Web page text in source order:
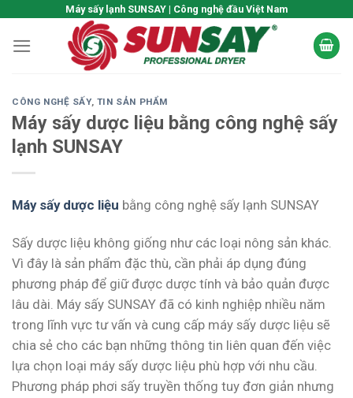
content
Máy sấy lạnh SUNSAY | Công nghệ đầu Việt Nam
CÔNG NGHỆ SẤY, TIN SẢN PHẨM
Máy sấy dược liệu bằng công nghệ sấy
lạnh SUNSAY
Máy sấy dược liệu bằng công nghệ sấy lạnh SUNSAY
Sấy dược liệu không giống như các loại nông sản khác.
Vì đây là sản phẩm đặc thù, cần phải áp dụng đúng
phương pháp để giữ được dược tính và bảo quản được
lâu dài. Máy sấy SUNSAY đã có kinh nghiệp nhiều năm
trong lĩnh vực tư vấn và cung cấp máy sấy dược liệu sẽ
chia sẻ cho các bạn những thông tin liên quan đến việc
lựa chọn loại máy sấy dược liệu phù hợp với nhu cầu.
Phương pháp phơi sấy truyền thống tuy đơn giản nhưng